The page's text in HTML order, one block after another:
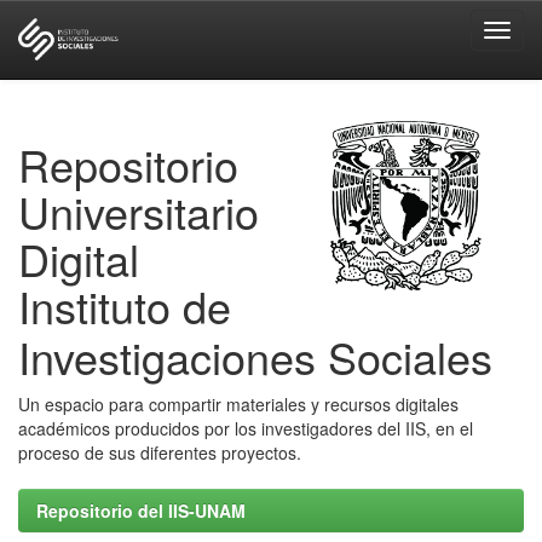
Repositorio
Universitario
Digital
Instituto de
Investigaciones Sociales
Un espacio para compartir materiales y recursos digitales
académicos producidos por los investigadores del IIS, en el
proceso de sus diferentes proyectos.
Repositorio del IIS-UNAM